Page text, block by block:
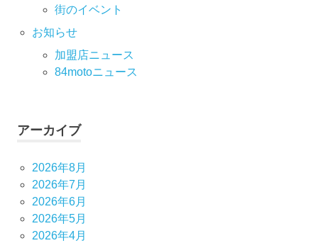
街のイベント
お知らせ
加盟店ニュース
84motoニュース
アーカイブ
2026年8月
2026年7月
2026年6月
2026年5月
2026年4月